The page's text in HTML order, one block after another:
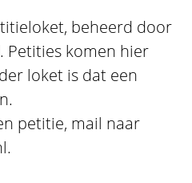
beheerd door
Petities komen hier
loket is dat een
petitie, mail naar